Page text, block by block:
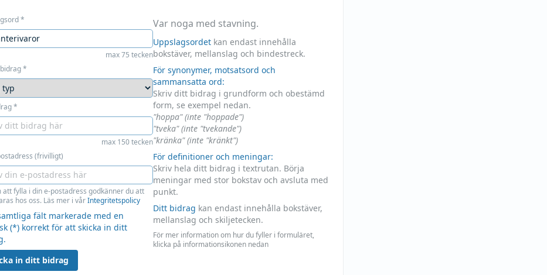
*
max 75 tecken
*
*
max 150 tecken
(frivilligt)
att fylla i din e-postadress godkänner du att
hos oss. Läs mer i vårIntegritetspolicy
fält markerade med en
(*) korrekt för att skicka in ditt
in ditt bidrag
Var noga med stavning.
Uppslagsordet kan endast innehålla
bokstäver, mellanslag och bindestreck.
För synonymer, motsatsord och
sammansatta ord:
Skriv ditt bidrag i grundform och obestämd
form, se exempel nedan.
"hoppa" (inte "hoppade")
"tveka" (inte "tvekande")
"kränka" (inte "kränkt")
För definitioner och meningar:
Skriv hela ditt bidrag i textrutan. Börja
meningar med stor bokstav och avsluta med
punkt.
Ditt bidrag kan endast innehålla bokstäver,
mellanslag och skiljetecken.
För mer information om hur du fyller i formuläret,
klicka på informationsikonen nedan